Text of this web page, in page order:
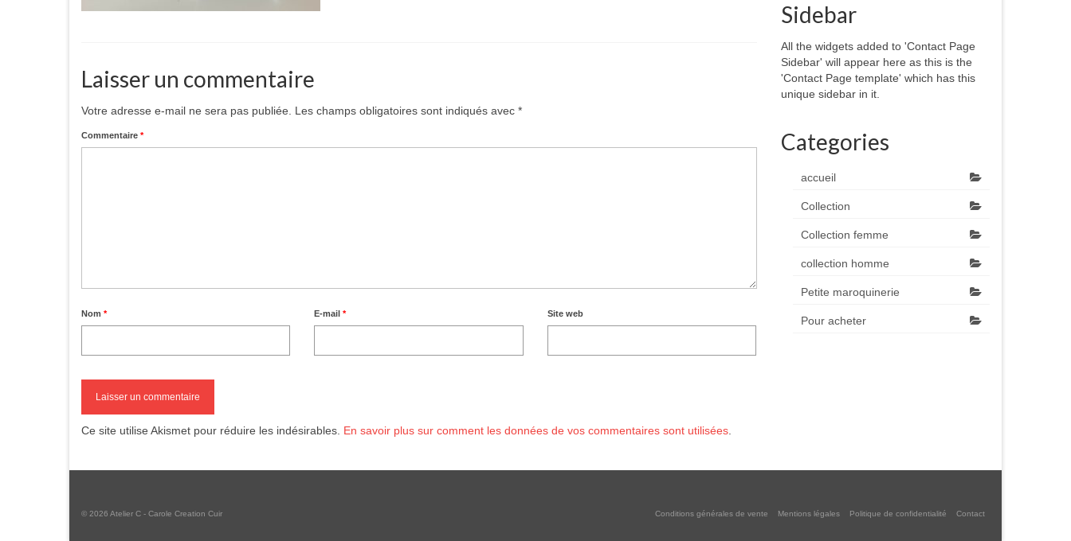
Laisser un commentaire
Votre adresse e-mail ne sera pas publiée. Les champs obligatoires sont indiqués avec *
Commentaire *
Nom * E-mail* Site web
Ce site utilise Akismet pour réduire les indésirables. En savoir plus sur comment les données de vos commentaires sont utilisées
Sidebar
All the widgets added to 'Contact Page
Sidebar' will appear here as this is the
'Contact Page template' which has this
unique sidebar in it.
Categories
accueil
Collection
Collection femme
collection homme
Petite maroquinerie
Pour acheter
Conditions générales de vente Mentions légales Politique de confidentialité Contact
© 2026 Atelier C - Carole Creation Cuir